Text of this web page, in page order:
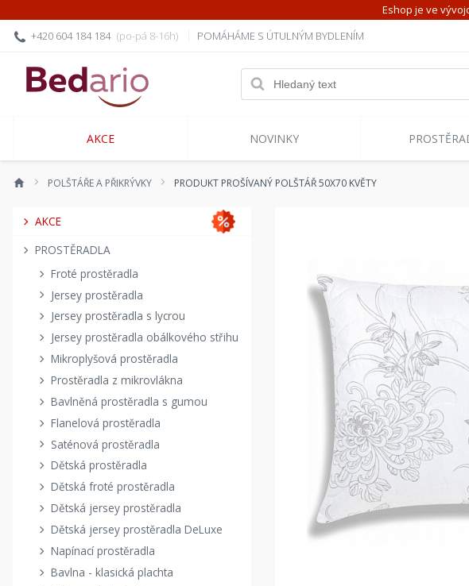
Eshop je ve
+420 604 184 184 (po-pá 8-16h) POMÁHÁME S ÚTULNÝM BYDLENÍM
AKCE NOVINKY
POLŠTÁŘE A PŘIKRÝVKY PRODUKT PROŠÍVANÝ POLŠTÁŘ 50X70 KVĚTY
AKCE
PROSTĚRADLA
Froté prostěradla
Jersey prostěradla
Jersey prostěradla s lycrou
Jersey prostěradla obálkového střihu
Mikroplyšová prostěradla
Prostěradla z mikrovlákna
Bavlněná prostěradla s gumou
Flanelová prostěradla
Saténová prostěradla
Dětská prostěradla
Dětská froté prostěradla
Dětská jersey prostěradla
Dětská jersey prostěradla DeLuxe
Napínací prostěradla
Bavlna - klasická plachta